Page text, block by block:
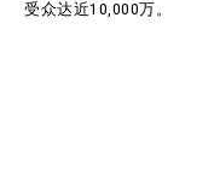
受众达近10,000万。